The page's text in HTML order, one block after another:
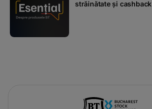
străinătate și cashback